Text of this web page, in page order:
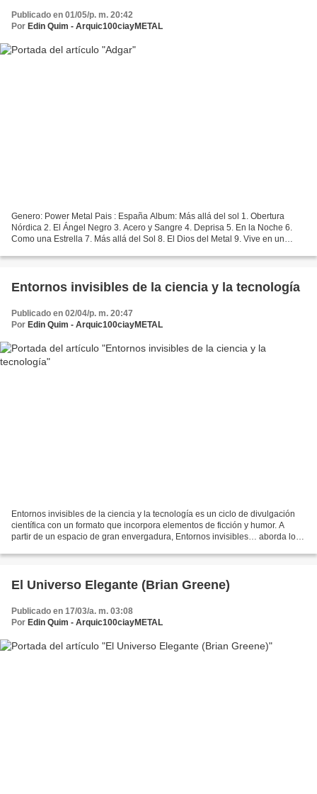
Publicado en 01/05/p. m. 20:42
Por Edin Quim - Arquic100ciayMETAL
Genero: Power Metal Pais : España Album: Más allá del sol 1. Obertura
Nórdica 2. El Ángel Negro 3. Acero y Sangre 4. Deprisa 5. En la Noche 6.
Como una Estrella 7. Más allá del Sol 8. El Dios del Metal 9. Vive en un
Entornos invisibles de la ciencia y la tecnología
Publicado en 02/04/p. m. 20:47
Por Edin Quim - Arquic100ciayMETAL
Entornos invisibles de la ciencia y la tecnología es un ciclo de divulgación
científica con un formato que incorpora elementos de ficción y humor. A
partir de un espacio de gran envergadura, Entornos invisibles… aborda los
El Universo Elegante (Brian Greene)
Publicado en 17/03/a. m. 03:08
Por Edin Quim - Arquic100ciayMETAL